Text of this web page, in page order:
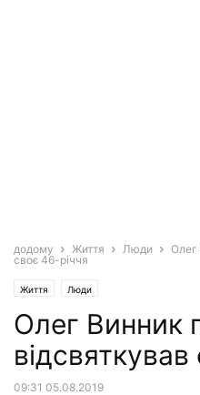
додому Життя Люди
Олег
своє 46-річчя
Життя Люди
Олег Винник
09:31 05.08.2019